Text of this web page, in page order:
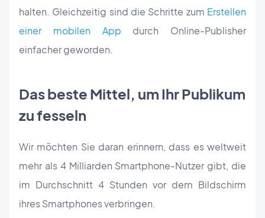
halten. Gleichzeitig sind die Schritte zum Erstellen
einer mobilen App durch Online-Publisher
einfacher geworden.
Das beste Mittel, um Ihr Publikum
zu fesseln
Wir möchten Sie daran erinnern, dass es weltweit
mehr als 4 Milliarden Smartphone-Nutzer gibt, die
im Durchschnitt 4 Stunden vor dem Bildschirm
ihres Smartphones verbringen.